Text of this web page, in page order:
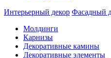
Интерьерный декор Фасадный
Молдинги
Карнизы
Декоративные камины
Декоративные элементы